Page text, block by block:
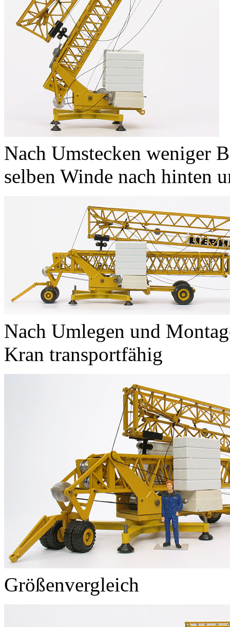
Nach Umstecken weniger
selben Winde nach hinten
Nach Umlegen und
Kran transportfähig
Größenvergleich